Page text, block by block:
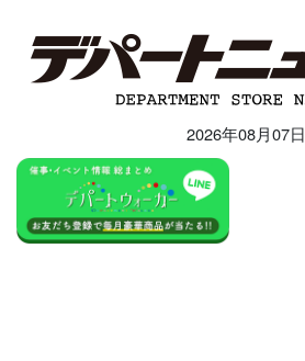
2026年08月07日